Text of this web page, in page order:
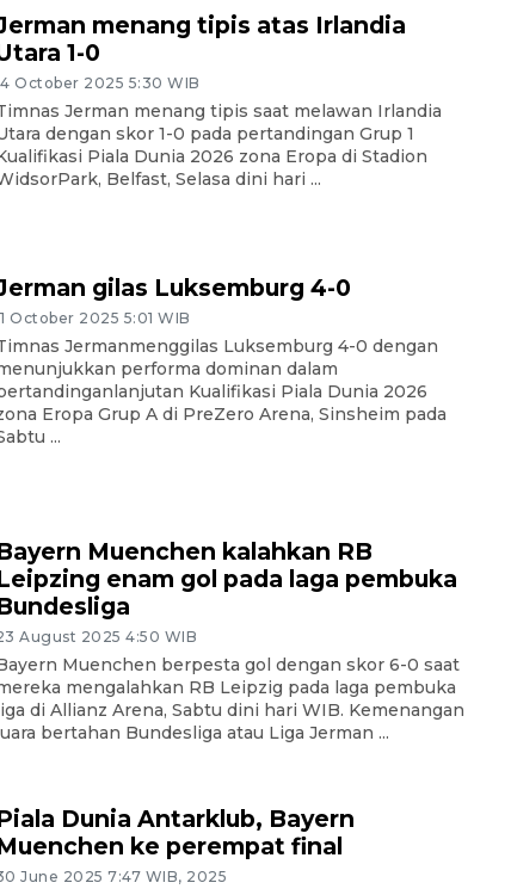
menang tipis atas Irlandia
1-0
October 2025 5:30 WIB
Jerman menang tipis saat melawan Irlandia
dengan skor 1-0 pada pertandingan Grup 1
Piala Dunia 2026 zona Eropa di Stadion
Belfast, Selasa dini hari ...
gilas Luksemburg 4-0
October 2025 5:01 WIB
Jermanmenggilas Luksemburg 4-0 dengan
performa dominan dalam
Kualifikasi Piala Dunia 2026
Eropa Grup A di PreZero Arena, Sinsheim pada
...
Muenchen kalahkan RB
enam gol pada laga pembuka
August 2025 4:50 WIB
Muenchen berpesta gol dengan skor 6-0 saat
mengalahkan RB Leipzig pada laga pembuka
di Allianz Arena, Sabtu dini hari WIB. Kemenangan
bertahan Bundesliga atau Liga Jerman ...
Dunia Antarklub, Bayern
ke perempat final
June 2025 7:47 WIB, 2025